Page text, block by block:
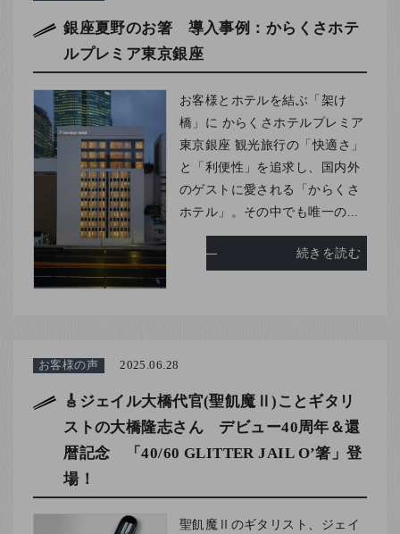
お客様の声
店舗紹介
お知らせ
箸ブログ
銀座夏野のお箸 導入事例：からくさホテ
ルプレミア東京銀座
お客様とホテルを結ぶ「架け
橋」に からくさホテルプレミア
東京銀座 観光旅行の「快適さ」
と「利便性」を追求し、国内外
のゲストに愛される「からくさ
ホテル」。その中でも唯一の...
続きを読む
お客様の声 2025.06.28
🎸ジェイル大橋代官(聖飢魔Ⅱ)ことギタリ
ストの大橋隆志さん デビュー40周年＆還
暦記念 「40/60 GLITTER JAIL O’箸」登
場！
聖飢魔Ⅱのギタリスト、ジェイ